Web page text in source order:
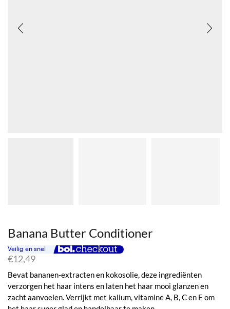
Banana Butter Conditioner
€12,49
Bevat bananen-extracten en kokosolie, deze ingrediënten
verzorgen het haar intens en laten het haar mooi glanzen en
zacht aanvoelen. Verrijkt met kalium, vitamine A, B, C en E om